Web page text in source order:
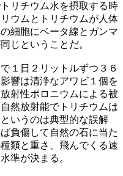
リチウム水を摂取する時
ウムとトリチウムが人体
細胞にベータ線とガンマ
じということだ。
１日２リットルずつ３６
響は清浄なアワビ１個を
射性ポロニウムによる被
然放射能でトリチウムは
いうのは典型的な誤解
負傷して自然の石に当た
類と重さ、飛んでくる速
準が決まる。